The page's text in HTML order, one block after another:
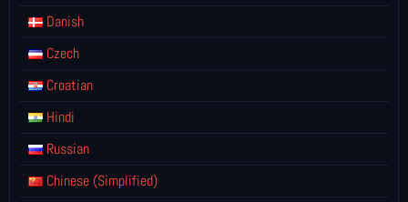
Danish
Czech
Croatian
Hindi
Russian
Chinese (Simplified)